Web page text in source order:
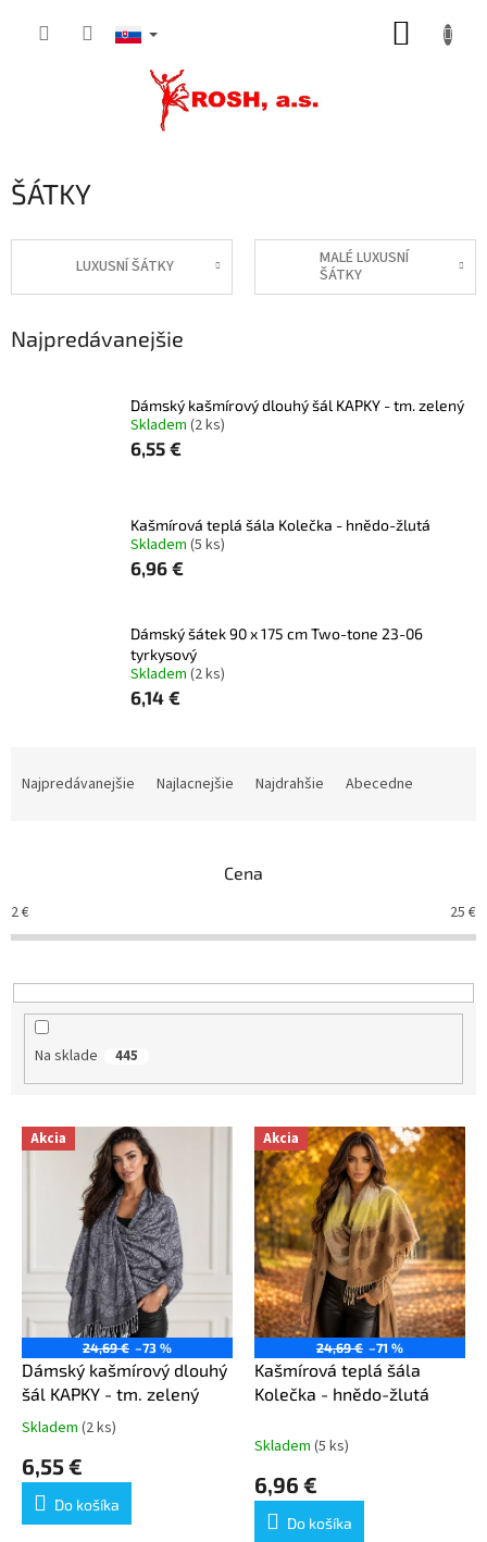
ŠÁTKY
LUXUSNÍ ŠÁTKY
MALÉ LUXUSNÍ
ŠÁTKY
Najpredávanejšie
Dámský kašmírový dlouhý šál KAPKY - tm. zelený
Skladem (2 ks)
6,55 €
Kašmírová teplá šála Kolečka - hnědo-žlutá
Skladem (5 ks)
6,96 €
Dámský šátek 90 x 175 cm Two-tone 23-06
tyrkysový
Skladem (2 ks)
6,14 €
e
p
r
d
Najpredávanejšie Najlacnejšie Najdrahšie Abecedne
Cena
2€ 25 €
Na sklade 445
V Akcia
24,69 € –73 %
Dámský kašmírový dlouhý
šál KAPKY - tm. zelený
Priemerné
produktu
5,0
Skladem (2 ks)
6,55 €
Do košíka
Akcia
24,69 € –71 %
Kašmírová teplá šála
Kolečka - hnědo-žlutá
Skladem (5 ks)
6,96 €
Do košíka